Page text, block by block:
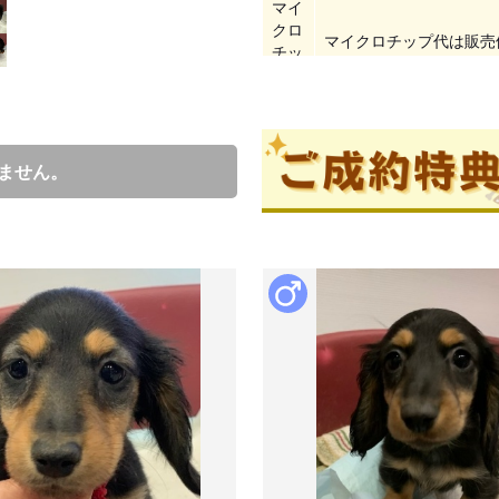
マイ
クロ
チッ
マイクロチップ代は販
引き
渡し
時期
希望の場合はご相談く
生後3か月以降のお引き
成約済の
ブリーダー情報
ん。